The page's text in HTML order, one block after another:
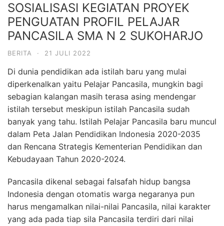
SOSIALISASI KEGIATAN PROYEK
PENGUATAN PROFIL PELAJAR
PANCASILA SMA N 2 SUKOHARJO
BERITA · 21 JULI 2022
Di dunia pendidikan ada istilah baru yang mulai
diperkenalkan yaitu Pelajar Pancasila, mungkin bagi
sebagian kalangan masih terasa asing mendengar
istilah tersebut meskipun istilah Pancasila sudah
banyak yang tahu. Istilah Pelajar Pancasila baru muncul
dalam Peta Jalan Pendidikan Indonesia 2020-2035
dan Rencana Strategis Kementerian Pendidikan dan
Kebudayaan Tahun 2020-2024.
Pancasila dikenal sebagai falsafah hidup bangsa
Indonesia dengan otomatis warga negaranya pun
harus mengamalkan nilai-nilai Pancasila, nilai karakter
yang ada pada tiap sila Pancasila terdiri dari nilai